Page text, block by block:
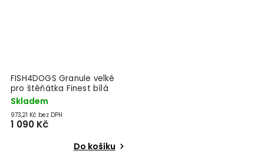
FISH4DOGS Granule velké
pro štěňátka Finest bílá
ryba s bramborami 6 kg,
Skladem
973,21 Kč bez DPH
1 090 Kč
Do košíku